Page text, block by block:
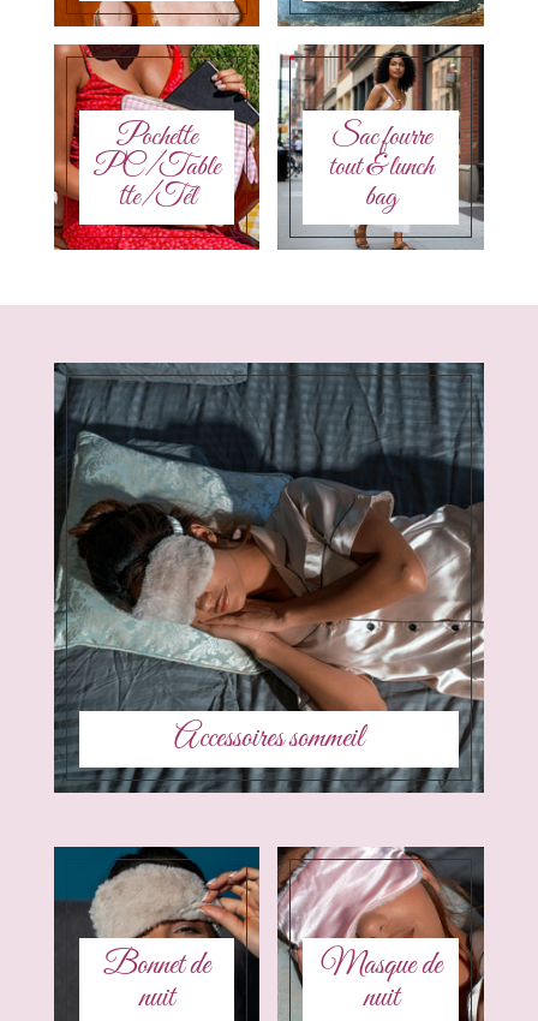
Pochette
PC/Table
tte/Tél
Sac fourre
tout & lunch
bag
Accessoires sommeil
Bonnet de
nuit
Masque de
nuit